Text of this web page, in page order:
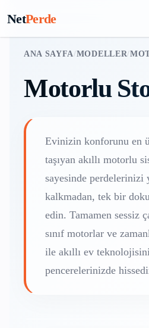
NetPerde
ANA SAYFA/MODELLER/
Motorlu
Evinizin konforunu en
taşıyan akıllı motorlu
sayesinde perdelerinizi
kalkmadan, tek bir
edin. Tamamen sessiz
sınıf motorlar ve
ile akıllı ev
pencerelerinizde